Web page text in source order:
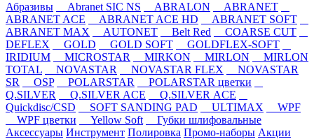
Абразивы
Abranet SIC NS ABRALON
ABRANET
ABRANET ACE
ABRANET ACE HD
ABRANET SOFT
ABRANET MAX
AUTONET Belt Red
COARSE CUT
DEFLEX
GOLD GOLD SOFT
GOLDFLEX-SOFT
IRIDIUM
MICROSTAR MIRKON MIRLON
MIRLON
TOTAL
NOVASTAR NOVASTAR FLEX
NOVASTAR
SR
OSP POLARSTAR
POLARSTAR цветки
Q.SILVER
Q.SILVER ACE
Q.SILVER ACE
Quickdisc/CSD
SOFT SANDING PAD ULTIMAX
WPF
WPF цветки
Yellow Soft
Губки шлифовальные
Аксессуары Инструмент Полировка Промо-наборы Акции